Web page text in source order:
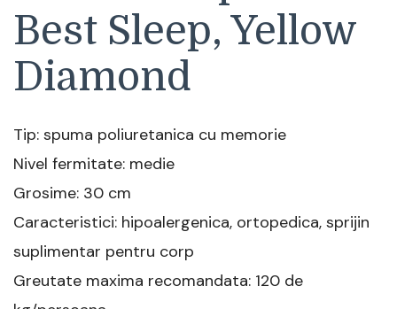
Best Sleep, Yellow
Diamond
Tip: spuma poliuretanica cu memorie
Nivel fermitate: medie
Grosime: 30 cm
Caracteristici: hipoalergenica, ortopedica, sprijin
suplimentar pentru corp
Greutate maxima recomandata: 120 de